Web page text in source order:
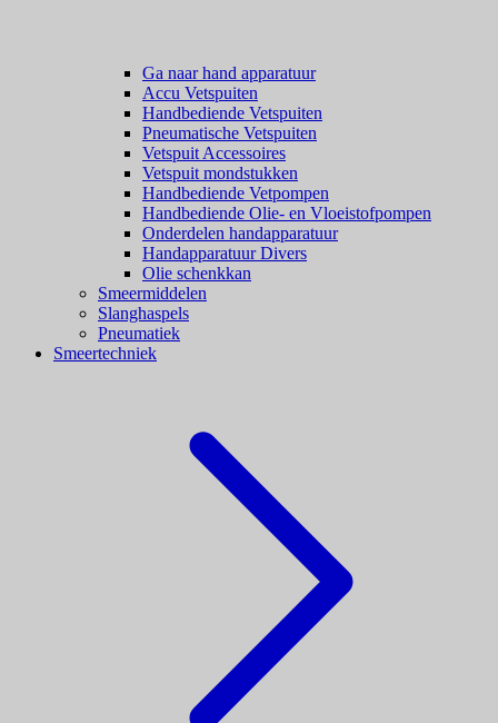
Ga naar hand apparatuur
Accu Vetspuiten
Handbediende Vetspuiten
Pneumatische Vetspuiten
Vetspuit Accessoires
Vetspuit mondstukken
Handbediende Vetpompen
Handbediende Olie- en Vloeistofpompen
Onderdelen handapparatuur
Handapparatuur Divers
Olie schenkkan
Smeermiddelen
Slanghaspels
Pneumatiek
Smeertechniek